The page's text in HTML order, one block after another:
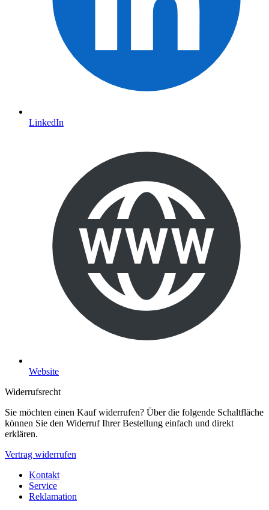
können Sie den Widerruf Ihrer Bestellung einfach und direkt
erklären.
Service
Reklamation